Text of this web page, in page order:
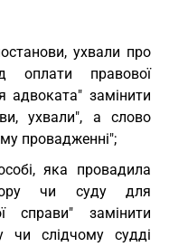
ухвали про
оплати правової
адвоката" замінити
ухвали", а слово
провадженні";
яка провадила
чи суду для
справи" замінити
чи слідчому судді